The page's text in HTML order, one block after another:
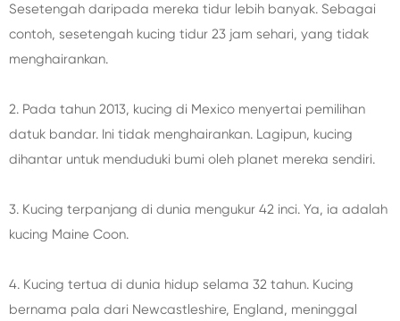
Sesetengah daripada mereka tidur lebih banyak. Sebagai
contoh, sesetengah kucing tidur 23 jam sehari, yang tidak
menghairankan.
2. Pada tahun 2013, kucing di Mexico menyertai pemilihan
datuk bandar. Ini tidak menghairankan. Lagipun, kucing
dihantar untuk menduduki bumi oleh planet mereka sendiri.
3. Kucing terpanjang di dunia mengukur 42 inci. Ya, ia adalah
kucing Maine Coon.
4. Kucing tertua di dunia hidup selama 32 tahun. Kucing
bernama pala dari Newcastleshire, England, meninggal